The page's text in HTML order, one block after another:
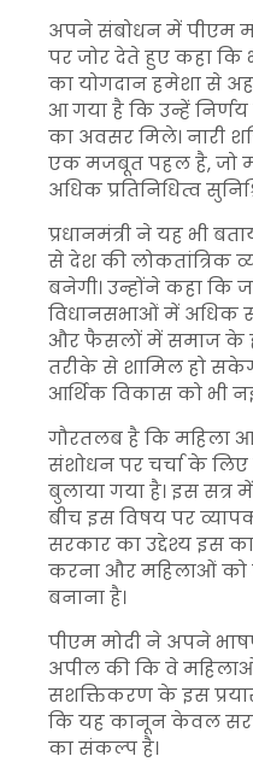
अपने संबोधन में पीएम
पर जोर देते हुए कहा
का योगदान हमेशा से
आ गया है कि उन्हें निर्णय
का अवसर मिले। नारी
एक मजबूत पहल है, जो
अधिक प्रतिनिधित्व
प्रधानमंत्री ने यह भी
से देश की लोकतांत्रिक
बनेगी। उन्होंने कहा
विधानसभाओं में अधिक
और फैसलों में समाज के
तरीके से शामिल हो
आर्थिक विकास को भी
गौरतलब है कि महिला
संशोधन पर चर्चा के
बुलाया गया है। इस सत्र
बीच इस विषय पर
सरकार का उद्देश्य इस
करना और महिलाओं को
बनाना है।
पीएम मोदी ने अपने
अपील की कि वे
सशक्तिकरण के इस
कि यह कानून केवल
का संकल्प है।